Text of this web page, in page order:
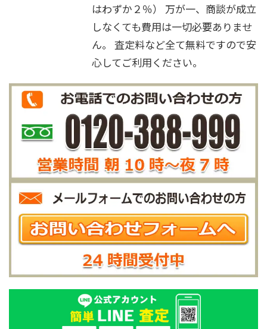
はわずか２％） 万が一、商談が成立
しなくても費用は一切必要ありませ
ん。 査定料など全て無料ですので安
心してご利用ください。